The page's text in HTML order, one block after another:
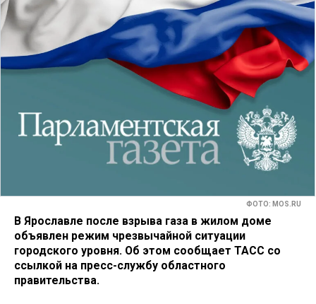
ФОТО: MOS.RU
В Ярославле после взрыва газа в жилом доме
объявлен режим чрезвычайной ситуации
городского уровня. Об этом сообщает ТАСС со
ссылкой на пресс-службу областного
правительства.